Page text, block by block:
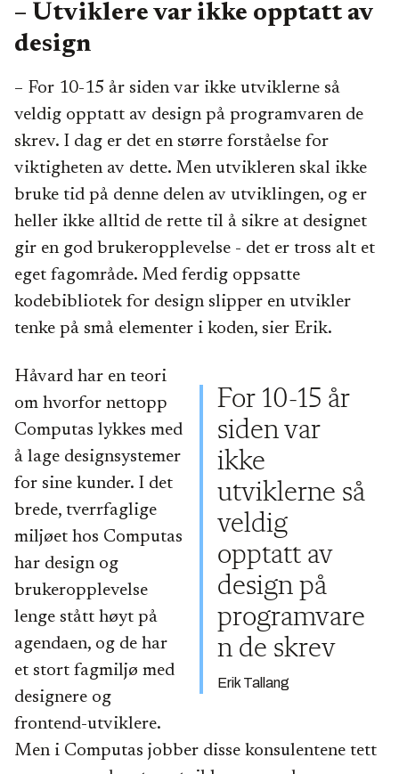
– Utviklere var ikke opptatt av
design
– For 10-15 år siden var ikke utviklerne så
veldig opptatt av design på programvaren de
skrev. I dag er det en større forståelse for
viktigheten av dette. Men utvikleren skal ikke
bruke tid på denne delen av utviklingen, og er
heller ikke alltid de rette til å sikre at designet
gir en god brukeropplevelse - det er tross alt et
eget fagområde. Med ferdig oppsatte
kodebibliotek for design slipper en utvikler
tenke på små elementer i koden, sier Erik.
For 10-15 år
siden var
ikke
utviklerne så
veldig
opptatt av
design på
programvare
n de skrev
Erik Tallang
Håvard har en teori
om hvorfor nettopp
Computas lykkes med
å lage designsystemer
for sine kunder. I det
brede, tverrfaglige
miljøet hos Computas
har design og
brukeropplevelse
lenge stått høyt på
agendaen, og de har
et stort fagmiljø med
designere og
frontend-utviklere.
Men i Computas jobber disse konsulentene tett